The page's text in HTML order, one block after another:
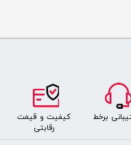
برخط
کیفیت و قیمت
رقابتی